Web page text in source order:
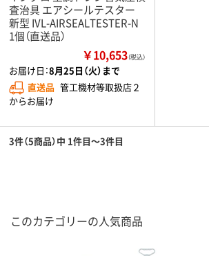
査治具 エアシールテスター
新型 IVL-AIRSEALTESTER-N
1個（直送品）
￥10,653（税込）
お届け日：8月25日（火）まで
直送品 管工機材等取扱店２
からお届け
3件（5商品）中 1件目～3件目
このカテゴリーの人気商品